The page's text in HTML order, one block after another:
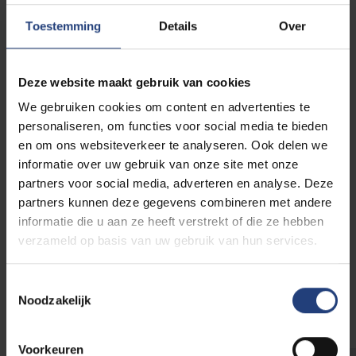
Toestemming Details Over
Deze website maakt gebruik van cookies
We gebruiken cookies om content en advertenties te
personaliseren, om functies voor social media te bieden
en om ons websiteverkeer te analyseren. Ook delen we
informatie over uw gebruik van onze site met onze
partners voor social media, adverteren en analyse. Deze
partners kunnen deze gegevens combineren met andere
informatie die u aan ze heeft verstrekt of die ze hebben
verzameld op basis van uw gebruik van hun services.
Noodzakelijk
Voorkeuren
zowel wat de gebouwen betreft als de omgeving.
We engageren ons om de aandacht voor
mee te nemen in alle stappen van het ontwerp- en
bouwproces. De bestaande pijnpunten op (en naar)
onze campussen worden de komende jaren
stapsgewijs aangepakt.
Zit je met een vraag of melding over een
ontoegankelijke situatie? Contacteer Infradesk
Wees daarbij duidelijk over de locatie – een foto